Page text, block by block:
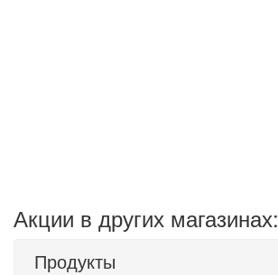
Акции в других магазинах:
Продукты